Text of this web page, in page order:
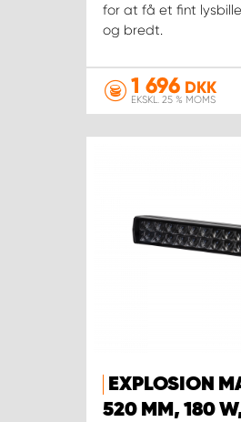
for at få et fint
og bredt.
1 696 DKK
EKSKL. 25 % MOMS
EXPLOSION
520 MM, 180